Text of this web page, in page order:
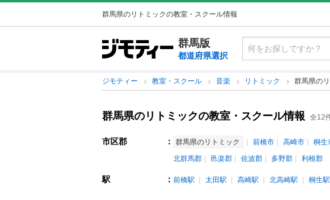
群馬県のリトミックの教室・スクール情報
群馬版
都道府県選択
ジモティー 教室・スクール 音楽 リトミック 群馬県の
群馬県のリトミックの教室・スクール情報 全12
市区郡 ： 群馬県のリトミック 前橋市 高崎市 桐生
北群馬郡
邑楽郡 佐波郡 多野郡 利根郡
駅 ： 前橋駅 太田駅 高崎駅 北高崎駅 桐生駅